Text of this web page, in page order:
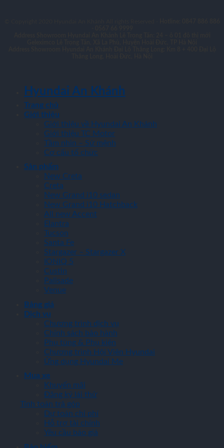
Hyundai An Khánh
Trang chủ
Giới thiệu
Giới thiệu về Hyundai An Khánh
Giới thiệu TC Motor
Tầm nhìn – Sứ mệnh
Cơ cấu tổ chức
Sản phẩm
New Creta
Creta
New Grand i10 sedan
New Grand i10 Hatchback
All new Accent
Elantra
Tucson
Santa Fe
Stargazer – Stargazer X
IONIQ 5
Custin
Palisade
Venue
Bảng giá
Dịch vụ
Chương trình dịch vụ
Chính sách bảo hành
Phụ tùng & Phụ kiện
Chương trình Hội Viên Hyundai
Ứng dụng Hyundai Me
Mua xe
Khuyến mãi
Đăng ký lái thử
Tính toán trả góp
Dự toán chi phí
Hỗ trợ tài chính
Yêu cầu báo giá